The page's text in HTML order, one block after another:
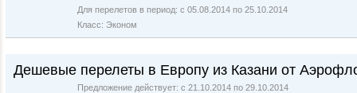
Для перелетов в период: с 05.08.2014 по 25.10.2014
Класс: Эконом
Дешевые перелеты в Европу из Казани от
Предложение действует: с 21.10.2014 по 29.10.2014